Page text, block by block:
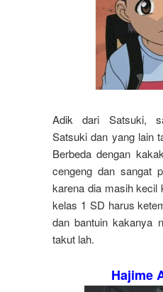
Adik dari Satsuki,
Satsuki dan yang lain
Berbeda dengan
cengeng dan sangat
karena dia masih kecil
kelas 1 SD harus
dan bantuin kakanya
takut lah.
Hajime